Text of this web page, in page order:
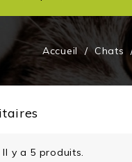
Accueil Chats
Il y a 5 produits.